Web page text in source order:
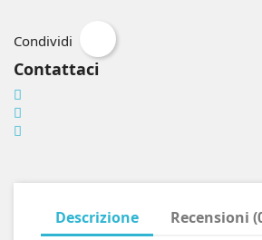
Condividi
Contattaci
Descrizione Recensioni